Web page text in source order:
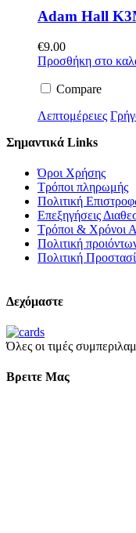
Adam Hall
€9.00
Προσθήκη στο
Compare
Λεπτομέρειες
Σημαντικά Links
Όροι Χρήσης
Τρόποι πληρωμής
Πολιτική
Επεξηγήσεις
Τρόποι & Χρόνοι
Πολιτική
Πολιτική
Δεχόμαστε
Όλες οι τιμές
Βρειτε Μας